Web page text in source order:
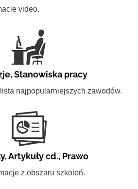
video.
,Stanowiska pracy
najpopularniejszych zawodów.
,Artykuły cd., Prawo
z obszaru szkoleń.